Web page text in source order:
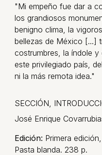
"Mi empeño fue dar a
los grandiosos
benigno clima, la
bellezas de México [...]
costrumbres, la índole
este privilegiado país,
ni la más remota idea."
SECCIÓN,
José Enrique
Edición: Primera
Pasta blanda. 238 p.